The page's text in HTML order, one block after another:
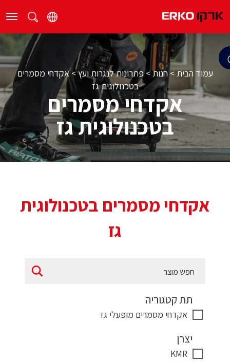
עמוד הבית>חנות>פתרונות לנגרות ועץ>אקדחי מסמרים
בטכנולוגית גז
אקדחי מסמרים
בטכנולוגית גז
אקדחי מסמרים בטכנולוגית
גז
תת קטגוריה
אקדחי מסמרים מופעלי גז
יצרן
KMR